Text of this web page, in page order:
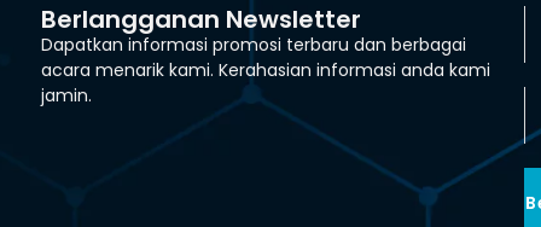
Berlangganan Newsletter
Dapatkan informasi promosi terbaru dan berbagai
acara menarik kami. Kerahasian informasi anda kami
jamin.